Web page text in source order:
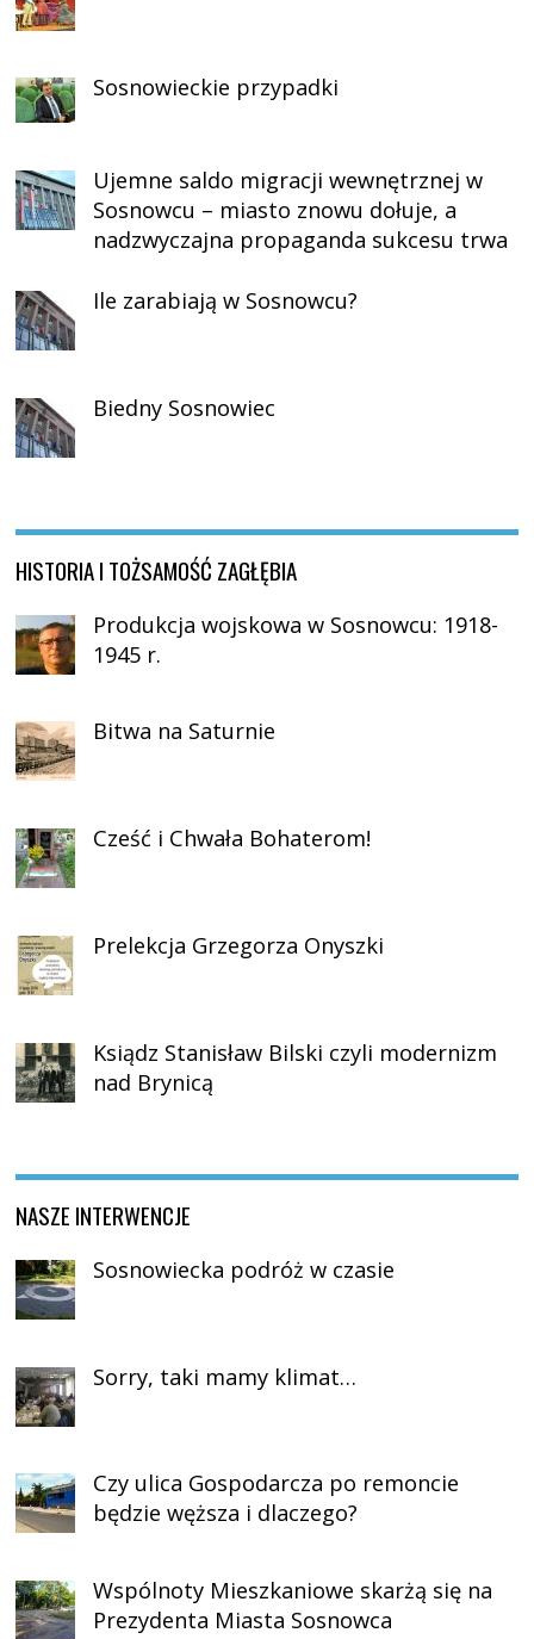
Sosnowieckie przypadki
Ujemne saldo migracji wewnętrznej w
Sosnowcu – miasto znowu dołuje, a
nadzwyczajna propaganda sukcesu trwa
Ile zarabiają w Sosnowcu?
Biedny Sosnowiec
HISTORIA I TOŻSAMOŚĆ ZAGŁĘBIA
Produkcja wojskowa w Sosnowcu: 1918-
1945 r.
Bitwa na Saturnie
Cześć i Chwała Bohaterom!
Prelekcja Grzegorza Onyszki
Ksiądz Stanisław Bilski czyli modernizm
nad Brynicą
NASZE INTERWENCJE
Sosnowiecka podróż w czasie
Sorry, taki mamy klimat…
Czy ulica Gospodarcza po remoncie
będzie węższa i dlaczego?
Wspólnoty Mieszkaniowe skarżą się na
Prezydenta Miasta Sosnowca